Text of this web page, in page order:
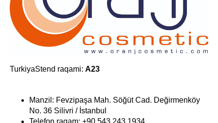
TurkiyaStend raqami: A23
Manzil: Fevzipaşa Mah. Söğüt Cad. Değirmenköy
No. 36 Silivri / İstanbul
Telefon raqam: +90 543 243 1934